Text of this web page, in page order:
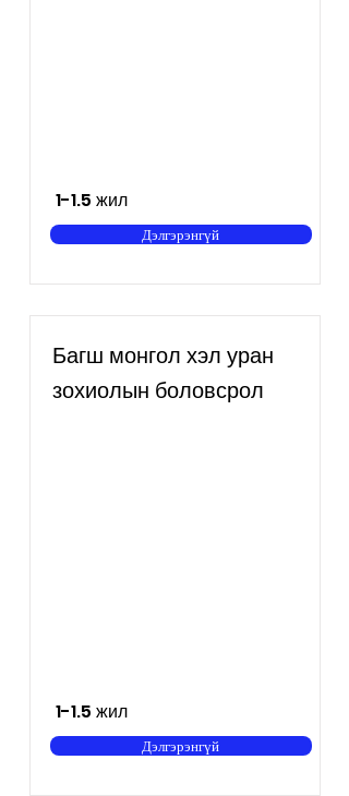
1-1.5 жил
Дэлгэрэнгүй
Багш монгол хэл уран
зохиолын боловсрол
1-1.5 жил
Дэлгэрэнгүй